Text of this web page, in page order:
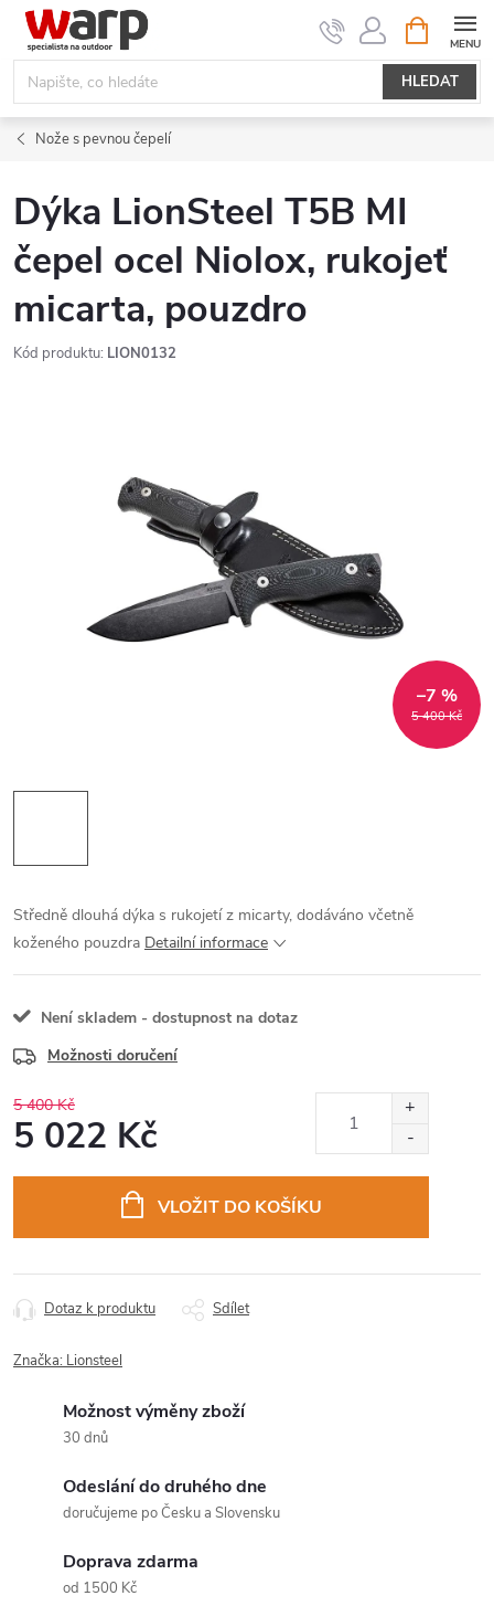
Přejít
obsah
HLEDAT
NÁKUPNÍ
KOŠÍK
Nože s pevnou čepelí
Dýka LionSteel T5B MI
čepel ocel Niolox, rukojeť
micarta, pouzdro
Kód produktu: LION0132
5 400 Kč
–7 %
Středně dlouhá dýka s rukojetí z micarty, dodáváno včetně
koženého pouzdra Detailní informace
Není skladem - dostupnost na dotaz
Možnosti doručení
5 400 Kč
5 022 Kč
VLOŽIT DO KOŠÍKU
Dotaz k produktu Sdílet
Značka: Lionsteel
Možnost výměny zboží
30 dnů
Odeslání do druhého dne
doručujeme po Česku a Slovensku
Doprava zdarma
od 1500 Kč